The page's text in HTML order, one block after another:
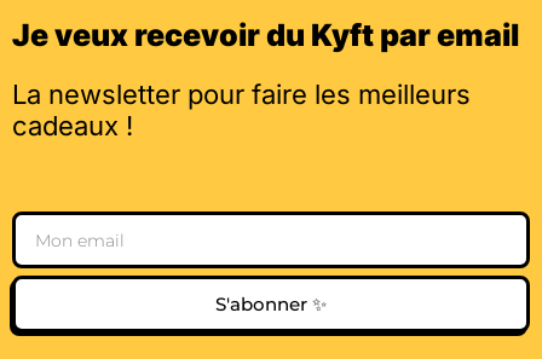
Je veux recevoir du Kyft par email
La newsletter pour faire les meilleurs
cadeaux !
Email
S'abonner ✨